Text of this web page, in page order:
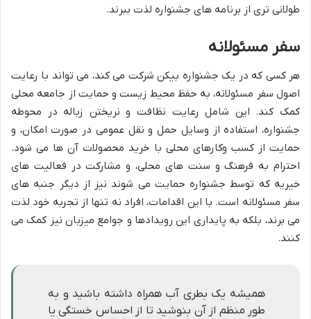
طولانی تری از برنامه های جشنواره لذت ببرند.
سفر مسئولانه
هر کسی که در یک جشنواره بیکن شرکت می کند، می تواند با رعایت
اصول سفر مسئولانه، به حفظ محیط زیست و حمایت از جامعه محلی
کمک کند. این شامل رعایت نظافت و نریختن زباله در محوطه
جشنواره، استفاده از وسایل حمل و نقل عمومی در صورت امکان، و
حمایت از کسب وکارهای محلی با خرید محصولات آن ها می شود.
احترام به فرهنگ و سنت های محلی، و مشارکت در فعالیت های
خیریه که توسط جشنواره حمایت می شوند نیز از دیگر جنبه های
سفر مسئولانه است. با این اقدامات، افراد نه تنها از تجربه خود لذت
می برند، بلکه به پایداری این رویدادها و جوامع میزبان نیز کمک می
کنند.
همیشه یک بطری آب همراه داشته باشید و به
طور منظم از آن بنوشید تا از احساس خستگی یا